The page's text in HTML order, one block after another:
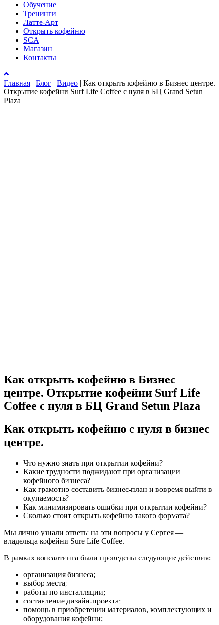
Обучение
Тренинги
Латте-Арт
Открыть кофейню
SCA
Магазин
Контакты
Главная | Блог | Видео | Как открыть кофейню в Бизнес центре.
Открытие кофейни Surf Life Coffee с нуля в БЦ Grand Setun
Plaza
Как открыть кофейню в Бизнес
центре. Открытие кофейни Surf Life
Coffee с нуля в БЦ Grand Setun Plaza
Как открыть кофейню с нуля в бизнес
центре.
Что нужно знать при открытии кофейни?
Какие трудности поджидают при организации
кофейного бизнеса?
Как грамотно составить бизнес-план и вовремя выйти в
окупаемость?
Как минимизировать ошибки при открытии кофейни?
Сколько стоит открыть кофейню такого формата?
Мы лично узнали ответы на эти вопросы у Сергея —
владельца кофейни Sure Life Coffee.
В рамках консалтинга были проведены следующие действия:
организация бизнеса;
выбор места;
работы по инсталляции;
составление дизайн-проекта;
помощь в приобретении материалов, комплектующих и
оборудования кофейни;